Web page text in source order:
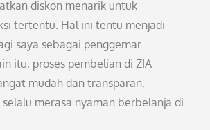
diskon menarik untuk
tertentu. Hal ini tentu menjadi
saya sebagai penggemar
itu, proses pembelian di ZIA
mudah dan transparan,
merasa nyaman berbelanja di